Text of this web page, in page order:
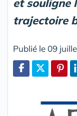
et souligne
trajectoire
Publié le 09